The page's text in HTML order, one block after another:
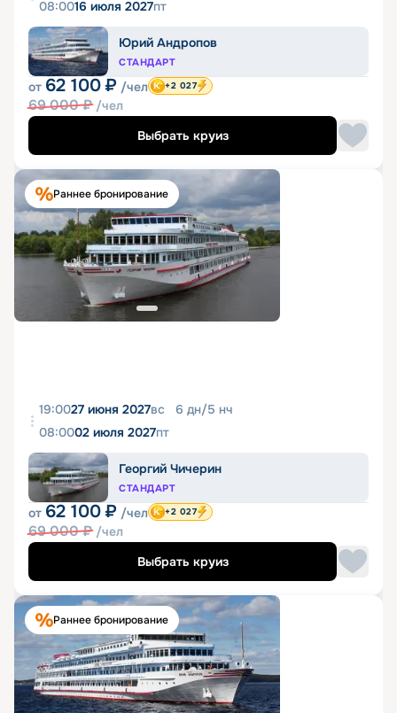
08:0016 июля 2027пт
Юрий Андропов
СТАНДАРТ
от 62 100 ₽ /чел
69 000₽ /чел
+2 027
Выбрать круиз
Раннее бронирование
19:0027 июня 2027вс 6 дн/5 нч
08:0002 июля 2027пт
Георгий Чичерин
СТАНДАРТ
от 62 100 ₽ /чел
69 000₽ /чел
+2 027
Выбрать круиз
Раннее бронирование